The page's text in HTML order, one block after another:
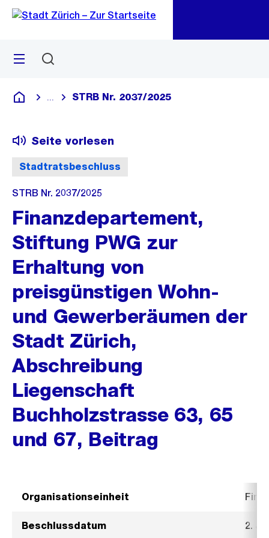
Navigation
Sprunglink
Menü
Deutsch
Blende alle Breadcrumbs ein
STRB Nr. 2037/2025
Stadtratsbeschluss
Seite vorlesen
STRB Nr. 2037/2025
Finanzdepartement,
Stiftung PWG zur
Erhaltung von
preisgünstigen Wohn-
und Gewerberäumen der
Stadt Zürich,
Abschreibung
Liegenschaft
Buchholzstrasse 63, 65
und 67, Beitrag
Organisationseinheit
Beschlussdatum 2.